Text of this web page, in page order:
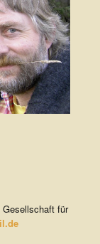
Gesellschaft für